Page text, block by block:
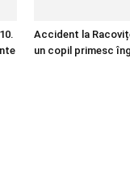
Accident la
un copil primesc